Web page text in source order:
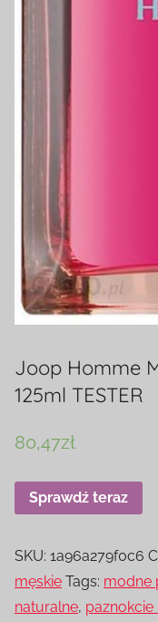
Joop Homme
125ml TESTER
80,47zł
Sprawdź teraz
SKU: 1a96a279f0c6
męskie Tags: modne
naturalne,